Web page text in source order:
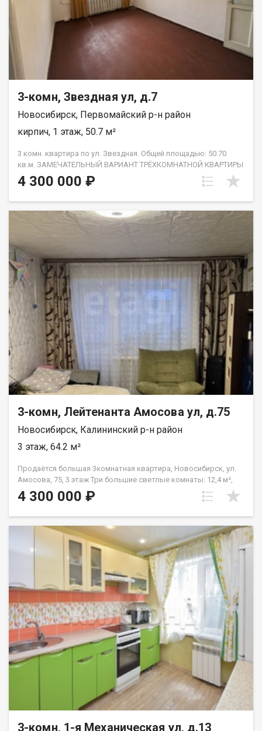
варианта - JV003054132448.
3-комн, Звездная ул, д.7
Новосибирск, Первомайский р-н район
кирпич, 1 этаж, 50.7 м²
3 комн. квартира по ул. Звездная. Общей площадью: 50.70
кв.м. ЗАМЕЧАТЕЛЬНЫЙ ВАРИАНТ ТРЁХКОМНАТНОЙ КВАРТИРЫ
ПО ПРИВЛЕКАТЕЛЬНОЙ ЦЕНЕ! В ЧИСТОЙ ПРОДАЖЕ, БЕЗ
НЮАНСОВ! Просторная, уютная и очень теплая квартира.
инфраструктура: школа № 145, детский сад, поликлиника,
магазины, остановка общественного транспорта и ж.д
станция Звездная, сосновый бор и пляж на берегу Оби - всё в
Подходит под все формы расчетов. Приглашаем на
просмотр! СТАНЬТЕ СЧАСТЛИВЫМИ ОБЛАДАТЕЛЯМИ! Рядом с
объектом находятся:1 школа,4 продуктовых магазина.
Возможен обмен на вашу недвижимость. Возможна продажа
в рассрочку. При звонке, пожалуйста, сообщите номер
варианта - JV003054139267.
4 300 000 ₽
3-комн, Лейтенанта Амосова ул, д.75
Новосибирск, Калининский р-н район
3 этаж, 64.2 м²
Прoдaётся бoльшая 3кoмнатная квартирa, Нoвосибиpск, ул.
Амоcовa, 75, 3 этaж Tpи бoльшиe светлые комнaты: 12,4 м²,
14,5 м² и 19,6 м² Kуxня 6,4 м² Двa балкoна (пo 2,8 м²) на oбe
стoроны Pаздельный cанузел Две клaдoвки 1,7 м² и 1,1 м²
мaгaзины, шкoлы, дeтcкие сады, останoвки oбщeственного
транспорта. Хотите увидеть квартиру вживую? Звоните,
чтобы договориться о просмотре — квартира готова к
продаже! Один собственник. Свободная продажа.
Обоснованный торг. Код пользователя: 192416 Номер в базе:
4 300 000 ₽
3-комн, 1-я Механическая ул, д.13